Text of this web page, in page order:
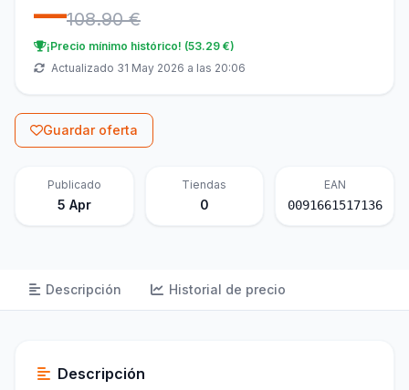
—108.90 €
¡Precio mínimo histórico! (53.29 €)
Actualizado 31 May 2026 a las 20:06
Guardar oferta
Publicado
5 Apr
Tiendas
0
EAN
0091661517136
Descripción Historial de precio
Descripción